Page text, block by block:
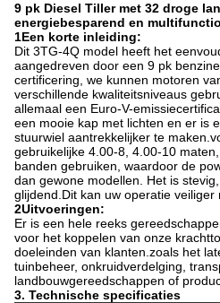
9 pk Diesel Tiller met 32 droge
energiebesparend en
1Een korte inleiding:
Dit 3TG-4Q model heeft het
aangedreven door een 9 pk
certificering, we kunnen motoren
verschillende kwaliteitsniveaus
allemaal een Euro-V-
een mooie kap met lichten en er is
stuurwiel aantrekkelijker te
gebruikelijke 4.00-8, 4.00-10
banden gebruiken, waardoor de
dan gewone modellen. Het is
glijdend.Dit kan uw operatie veiliger
2Uitvoeringen:
Er is een hele reeks
voor het koppelen van onze
doeleinden van klanten.zoals het
tuinbeheer, onkruidverdelging,
landbouwgereedschappen of
3. Technische specificaties